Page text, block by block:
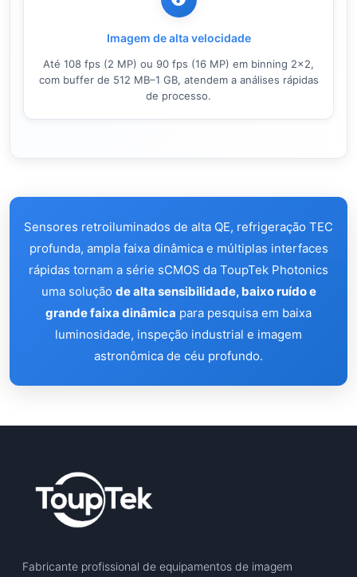
Imagem de alta velocidade
Até 108 fps (2 MP) ou 90 fps (16 MP) em binning 2×2,
com buffer de 512 MB–1 GB, atendem a análises rápidas
de processo.
Sensores retroiluminados de alta QE, refrigeração TEC
profunda, ampla faixa dinâmica e múltiplas interfaces
rápidas tornam a série sCMOS da ToupTek Photonics
uma solução de alta sensibilidade, baixo ruído e
grande faixa dinâmica para pesquisa em baixa
luminosidade, inspeção industrial e imagem
astronômica de céu profundo.
Fabricante profissional de equipamentos de imagem